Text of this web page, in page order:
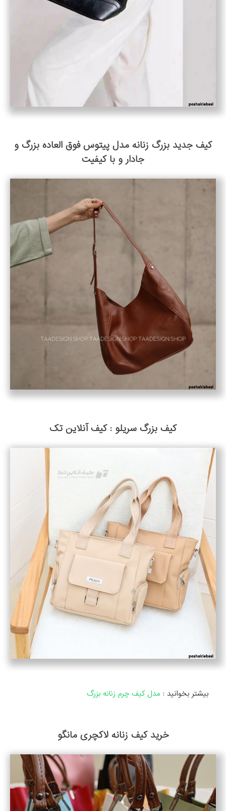
کیف جدید بزرگ زنانه مدل پیتوس فوق العاده بزرگ و
جادار و با کیفیت
کیف بزرگ سریلو : کیف آنلاین تک
بیشتر بخوانید : مدل کیف چرم زنانه بزرگ
خرید کیف زنانه لاکچری مانگو